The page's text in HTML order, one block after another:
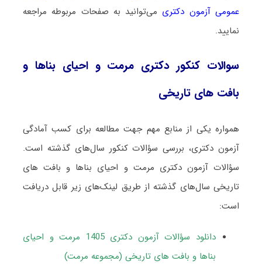
عمومی آزمون دکتری می‌توانید به صفحات مربوطه مراجعه
نمایید.
سوالات کنکور دکتری مرمت و احیای بناها و
بافت های تاریخی
همواره یکی از منابع مهم جهت مطالعه برای کسب آمادگی
آزمون دکتری، بررسی سؤالات کنکور سال‌های گذشته است.
سؤالات آزمون دکتری مرمت و احیای بناها و بافت های
تاریخی سال‌های گذشته از طریق لینک‌های زیر قابل دریافت
است:
دانلود سؤالات آزمون دکتری 1405 مرمت و احیای
بناها و بافت های تاریخی (مجموعه مرمت)